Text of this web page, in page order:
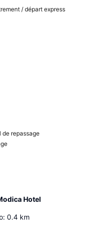
/ départ express
de repassage
Hotel
: 0.4 km